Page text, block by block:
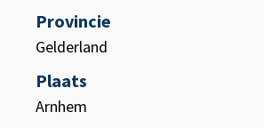
Provincie
Gelderland
Plaats
Arnhem